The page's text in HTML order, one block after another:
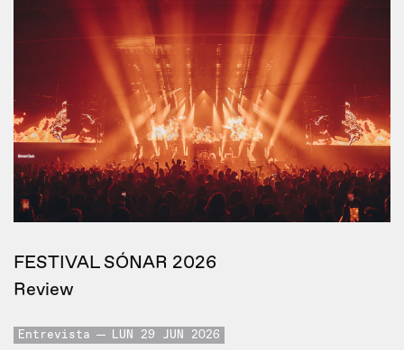
FESTIVAL SÓNAR 2026
Review
Entrevista LUN 29 JUN 2026